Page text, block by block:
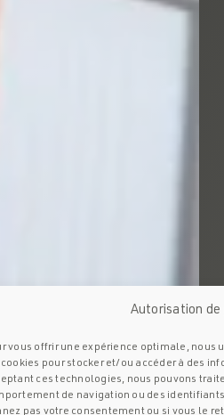
Autorisation de
vous offrir une expérience optimale,
pour stocker et/ou accéder à des
ces technologies, nous pouvons
de navigation ou des identifiants
pas votre consentement ou si vous le